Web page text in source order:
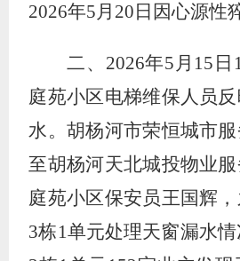
2026年5月 20 日因心源性
二、 2026年5 月 15 日
庭苑小区电梯维保人员
水。胡杨河市荣恒城市
至胡杨河天北城投物业
庭苑小区保安员王国辉
3栋1单元处理天窗漏水情